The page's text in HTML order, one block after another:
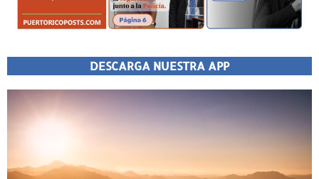
DESCARGA NUESTRA APP